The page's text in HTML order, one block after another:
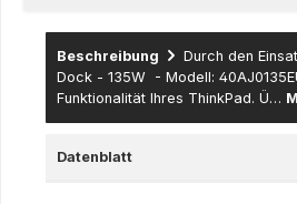
Beschreibung
Durch den
Dock - 135W - Modell:
Funktionalität Ihres ThinkPad. Ü…
Datenblatt